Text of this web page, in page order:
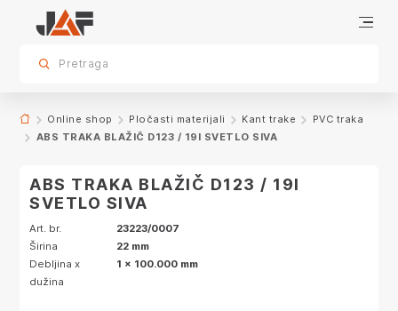
sr.skip-to.main-content
sr.skip-to.table-of-contents
sr.skip-to.main-navigation
Specifikacije
Pretraga
Online shop Pločasti materijali Kant trake
PVC traka
ABS TRAKA BLAŽIČ D123 / 19I SVETLO SIVA
ABS TRAKA BLAŽIČ D123 / 19I
SVETLO SIVA
Art. br.
23223/0007
Širina
22 mm
Debljina x
dužina
1 x 100.000 mm